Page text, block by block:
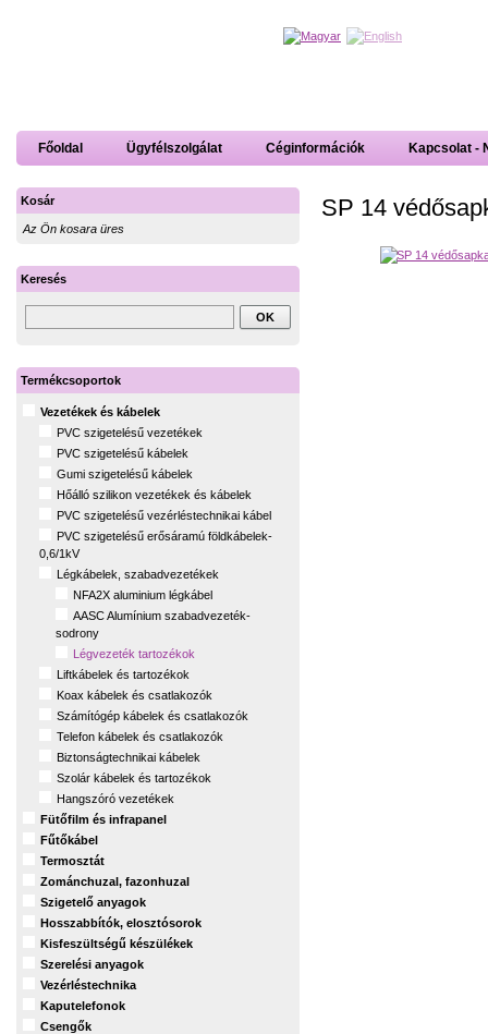
Főoldal Ügyfélszolgálat Céginformációk Kapcsolat -
SP 14
Kosár
Az Ön kosara üres
Keresés
Termékcsoportok
Vezetékek és kábelek
PVC szigetelésű vezetékek
PVC szigetelésű kábelek
Gumi szigetelésű kábelek
Hőálló szilikon vezetékek és kábelek
PVC szigetelésű vezérléstechnikai kábel
PVC szigetelésű erősáramú földkábelek-
0,6/1kV
Légkábelek, szabadvezetékek
NFA2X aluminium légkábel
AASC Alumínium szabadvezeték-
sodrony
Légvezeték tartozékok
Liftkábelek és tartozékok
Koax kábelek és csatlakozók
Számítógép kábelek és csatlakozók
Telefon kábelek és csatlakozók
Biztonságtechnikai kábelek
Szolár kábelek és tartozékok
Hangszóró vezetékek
Fütőfilm és infrapanel
Fűtőkábel
Termosztát
Zománchuzal, fazonhuzal
Szigetelő anyagok
Hosszabbítók, elosztósorok
Kisfeszültségű készülékek
Szerelési anyagok
Vezérléstechnika
Kaputelefonok
Csengők